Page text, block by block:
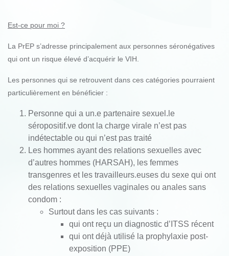
Est-ce pour moi ?
La PrEP s’adresse principalement aux personnes séronégatives
qui ont un risque élevé d’acquérir le VIH.
Les personnes qui se retrouvent dans ces catégories pourraient
particulièrement en bénéficier :
Personne qui a un.e partenaire sexuel.le
séropositif.ve dont la charge virale n’est pas
indétectable ou qui n’est pas traité
Les hommes ayant des relations sexuelles avec
d’autres hommes (HARSAH), les femmes
transgenres et les travailleurs.euses du sexe qui ont
des relations sexuelles vaginales ou anales sans
condom :
Surtout dans les cas suivants :
qui ont reçu un diagnostic d’ITSS récent
qui ont déjà utilisé la prophylaxie post-
exposition (PPE)